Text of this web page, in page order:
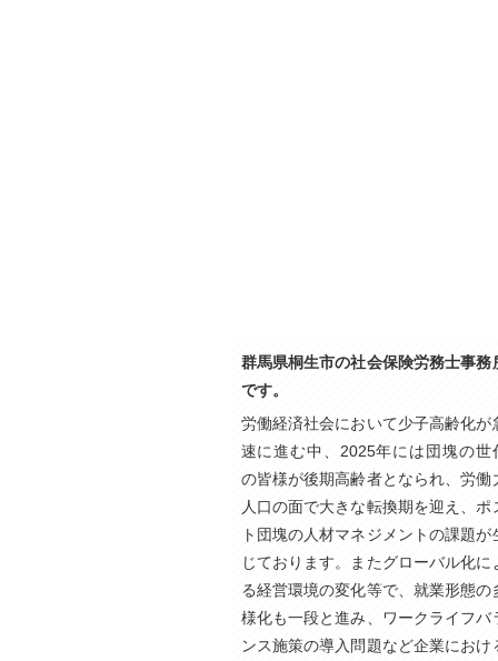
群馬県桐生市の社会保険労務士事務
です。
労働経済社会において少子高齢化が
速に進む中、2025年には団塊の世
の皆様が後期高齢者となられ、労働
人口の面で大きな転換期を迎え、ポ
ト団塊の人材マネジメントの課題が
じております。またグローバル化に
る経営環境の変化等で、就業形態の
様化も一段と進み、ワークライフバ
ンス施策の導入問題など企業におけ